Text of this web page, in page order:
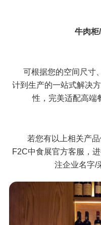
牛肉柜
可根据您的空间尺寸
计到生产的一站式解决
性，完美适配高端
若您有以上相关产
F2C中食展官方客服，
注企业名字/